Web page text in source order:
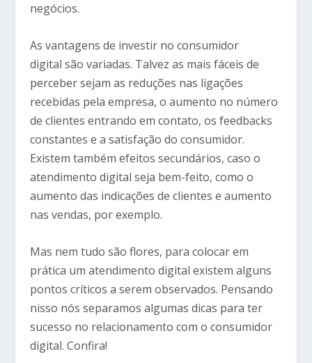
negócios.
As vantagens de investir no consumidor
digital são variadas. Talvez as mais fáceis de
perceber sejam as reduções nas ligações
recebidas pela empresa, o aumento no número
de clientes entrando em contato, os feedbacks
constantes e a satisfação do consumidor.
Existem também efeitos secundários, caso o
atendimento digital seja bem-feito, como o
aumento das indicações de clientes e aumento
nas vendas, por exemplo.
Mas nem tudo são flores, para colocar em
prática um atendimento digital existem alguns
pontos críticos a serem observados. Pensando
nisso nós separamos algumas dicas para ter
sucesso no relacionamento com o consumidor
digital. Confira!